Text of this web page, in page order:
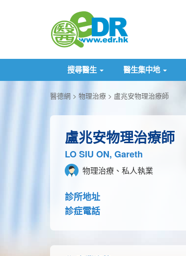
搜尋醫生 醫生集中地
醫德網 物理治療 盧兆安物理治療師
盧兆安物理治療師
LO SIU ON, Gareth
物理治療、私人執業
診所地址
診症電話